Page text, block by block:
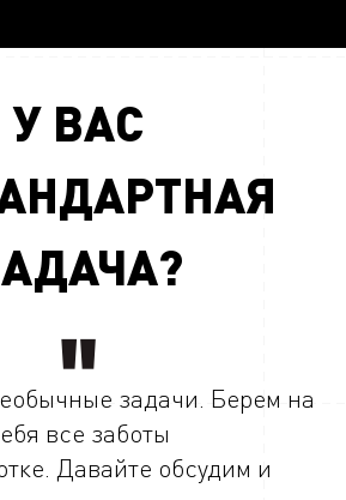
У ВАС
задачи. Берем на
все заботы
Давайте обсудим и